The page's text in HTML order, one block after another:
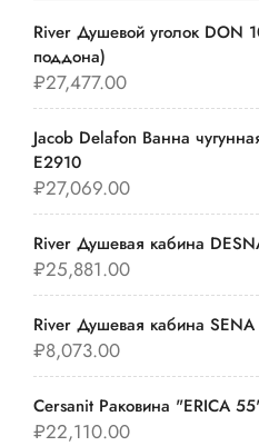
River Душевой уголок DON
поддона)
₽27,477.00
Jacob Delafon Ванна
E2910
₽27,069.00
River Душевая кабина
₽25,881.00
River Душевая кабина
₽8,073.00
Cersanit Раковина "ERICA
₽22,110.00